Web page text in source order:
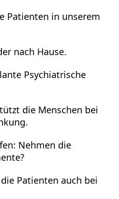
Patienten in unserem
nach Hause.
Psychiatrische
die Menschen bei
Nehmen die
Patienten auch bei